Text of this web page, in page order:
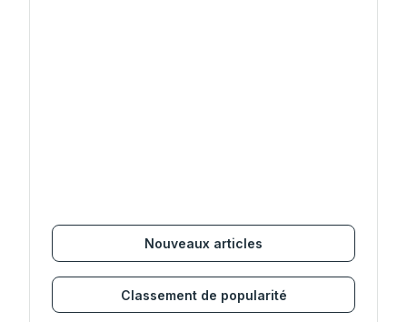
Nouveaux articles
Classement de popularité